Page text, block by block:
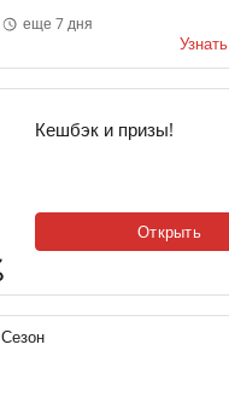
еще 7 дня
Кешбэк и призы!
Открыть
Сезон